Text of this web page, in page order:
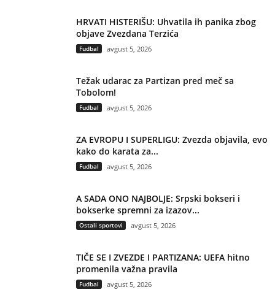
HRVATI HISTERIŠU: Uhvatila ih panika zbog
objave Zvezdana Terzića
Fudbal avgust 5, 2026
Težak udarac za Partizan pred meč sa
Tobolom!
Fudbal avgust 5, 2026
ZA EVROPU I SUPERLIGU: Zvezda objavila, evo
kako do karata za...
Fudbal avgust 5, 2026
A SADA ONO NAJBOLJE: Srpski bokseri i
bokserke spremni za izazov...
Ostali sportovi avgust 5, 2026
TIČE SE I ZVEZDE I PARTIZANA: UEFA hitno
promenila važna pravila
Fudbal avgust 5, 2026